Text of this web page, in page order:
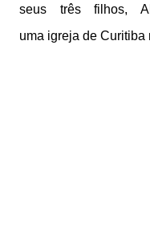
seus três filhos,
uma igreja de Curitiba